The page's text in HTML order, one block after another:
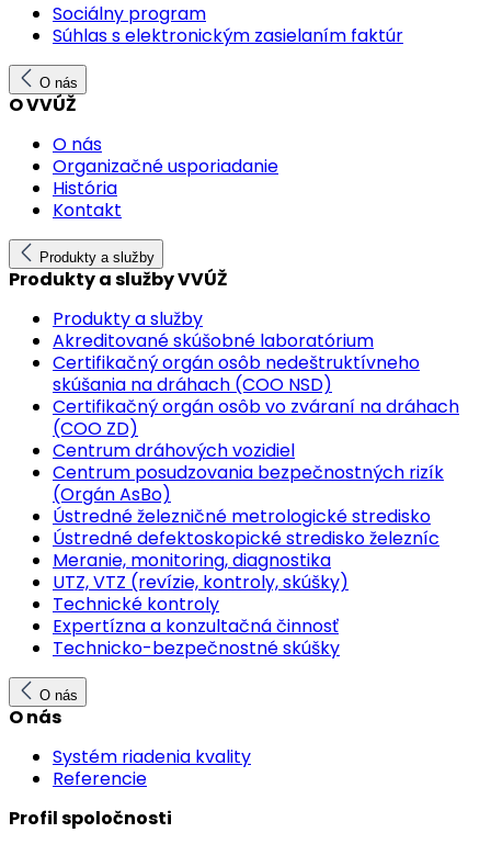
Sociálny program
Súhlas s elektronickým zasielaním faktúr
O nás
O VVÚŽ
O nás
Organizačné usporiadanie
História
Kontakt
Produkty a služby
Produkty a služby VVÚŽ
Produkty a služby
Akreditované skúšobné laboratórium
Certifikačný orgán osôb nedeštruktívneho
skúšania na dráhach (COO NSD)
Certifikačný orgán osôb vo zváraní na dráhach
(COO ZD)
Centrum dráhových vozidiel
Centrum posudzovania bezpečnostných rizík
(Orgán AsBo)
Ústredné železničné metrologické stredisko
Ústredné defektoskopické stredisko železníc
Meranie, monitoring, diagnostika
UTZ, VTZ (revízie, kontroly, skúšky)
Technické kontroly
Expertízna a konzultačná činnosť
Technicko-bezpečnostné skúšky
O nás
O nás
Systém riadenia kvality
Referencie
Profil spoločnosti